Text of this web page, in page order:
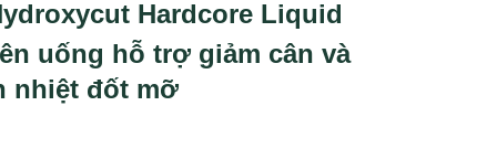
Hardcore Liquid
uống hỗ trợ giảm cân và
nhiệt đốt mỡ